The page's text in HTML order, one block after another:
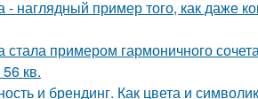
наглядный пример того, как даже
примером гармоничного
кв.
и брендинг. Как цвета и